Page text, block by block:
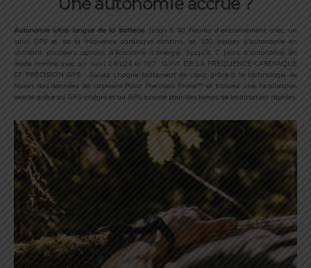
Autonomie ultra longue de la batterie: Jusqu’à 40 heures d’entraînement avec un
suivi GPS et de la fréquence cardiaque continu, et 100 heures d’autonomie en
utilisant plusieurs options d’économie d’énergie. Jusqu’à 7 jours d’autonomie en
mode montre avec un suivi 24h/24 et 7j/7. SUIVI DE LA FRÉQUENCE CARDIAQUE
ET PRÉCISION GPS : Suivez chaque battement de cœur grâce à la technologie de
fusion des données de capteurs Polar Precision Prime™ et trouvez une localisation
exacte grâce au GPS intégré et au GPS assisté pour des temps de localisation rapides.